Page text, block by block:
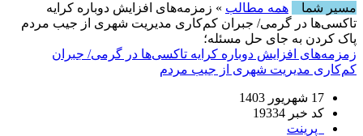
مسیر شما
همه مطالب » زمزمه‌های افزایش دوباره کرایه
تاکسی‌ها در گرمی/ جبران کم‌کاری مدیریت شهری از جیب مردم
پاک کردن به جای حل مسئله؛
زمزمه‌های افزایش دوباره کرایه تاکسی‌ها در گرمی/ جبران
کم‌کاری مدیریت شهری از جیب مردم
17 شهریور 1403
کد خبر 19334
پرینت